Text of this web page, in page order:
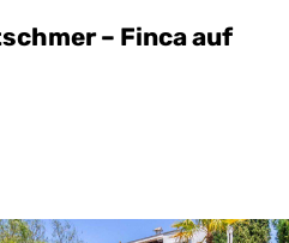
– Finca auf